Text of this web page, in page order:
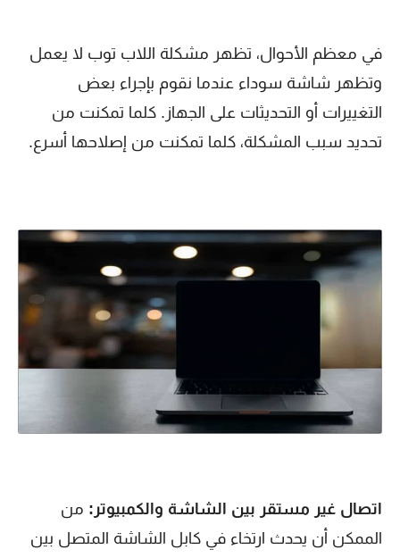
في معظم الأحوال، تظهر مشكلة اللاب توب لا يعمل
وتظهر شاشة سوداء عندما نقوم بإجراء بعض
التغييرات أو التحديثات على الجهاز. كلما تمكنت من
تحديد سبب المشكلة، كلما تمكنت من إصلاحها أسرع.
اتصال غير مستقر بين الشاشة والكمبيوتر: من
الممكن أن يحدث ارتخاء في كابل الشاشة المتصل بين